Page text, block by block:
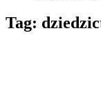
Tag: